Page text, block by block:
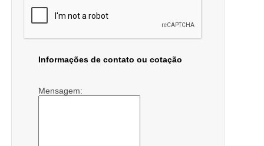
Informações de contato ou cotação
Mensagem: